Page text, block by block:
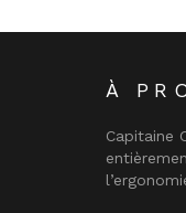
À
Capitaine